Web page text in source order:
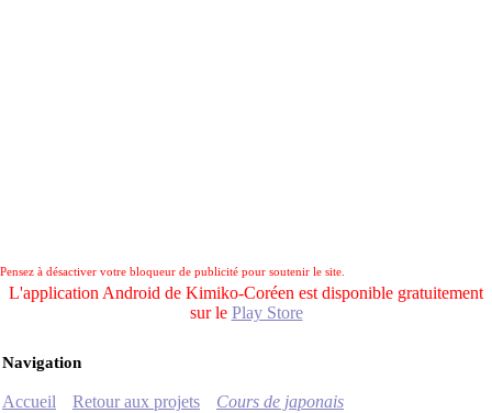
Pensez à désactiver votre bloqueur de publicité pour soutenir le site.
L'application Android de Kimiko-Coréen est disponible gratuitement
sur le Play Store
Navigation
Accueil Retour aux projets Cours de japonais